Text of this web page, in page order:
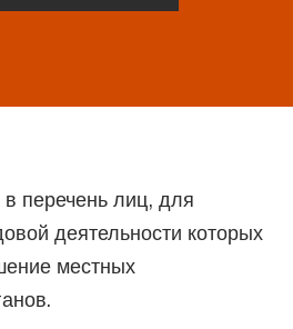
перечень лиц, для
деятельности которых
местных